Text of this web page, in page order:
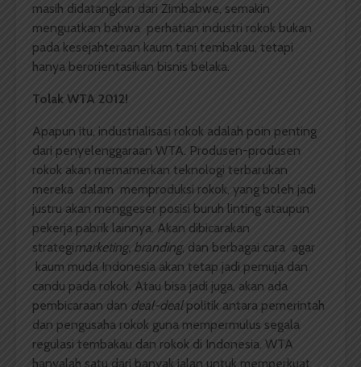
masih didatangkan dari Zimbabwe, semakin
menguatkan bahwa perhatian industri rokok bukan
pada kesejahteraan kaum tani tembakau, tetapi
hanya berorientasikan bisnis belaka.
Tolak WTA 2012!
Apapun itu, industrialisasi rokok adalah poin penting
dari penyelenggaraan WTA. Produsen-produsen
rokok akan memamerkan teknologi terbarukan
mereka dalam memproduksi rokok, yang boleh jadi
justru akan menggeser posisi buruh linting ataupun
pekerja pabrik lainnya. Akan dibicarakan
strategimarketing, branding, dan berbagai cara agar
kaum muda Indonesia akan tetap jadi pemuja dan
candu pada rokok. Atau bisa jadi juga, akan ada
pembicaraan dan deal-deal politik antara pemerintah
dan pengusaha rokok guna mempermulus segala
regulasi tembakau dan rokok di Indonesia. WTA
hanyalah satu dari banyak jalan untuk memperkuat